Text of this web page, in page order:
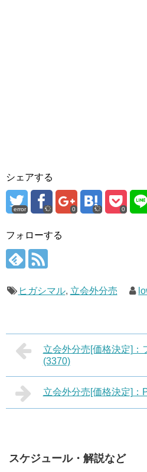
シェアする
error 0 0
フォローする
ヒガシマル, 立会外分売
立会外分売[価格決定]：
(3370)
立会外分売[価格決定]：
スケジュール・解説など